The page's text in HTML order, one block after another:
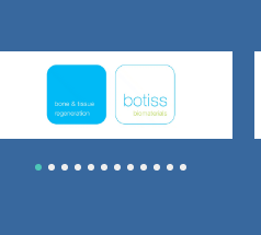
5 6 7 8 9 1011 12